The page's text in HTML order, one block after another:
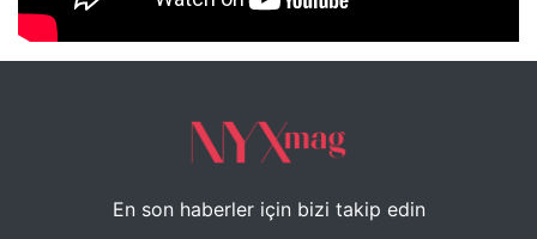
En son haberler için bizi takip edin